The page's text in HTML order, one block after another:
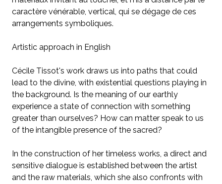
caractère vénérable, vertical, qui se dégage de ces
arrangements symboliques.
Artistic approach in English
Cécile Tissot's work draws us into paths that could
lead to the divine, with existential questions playing in
the background. Is the meaning of our earthly
experience a state of connection with something
greater than ourselves? How can matter speak to us
of the intangible presence of the sacred?
In the construction of her timeless works, a direct and
sensitive dialogue is established between the artist
and the raw materials, which she also confronts with